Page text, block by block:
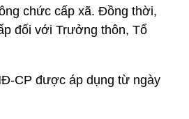
chức cấp xã. Đồng thời,
đối với Trưởng thôn, Tổ
CP được áp dụng từ ngày